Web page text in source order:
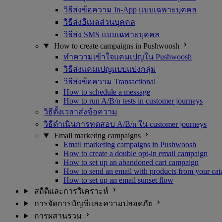
วิธีส่งข้อความ In-App แบบเฉพาะบุคคล
วิธีส่งอีเมลส่วนบุคคล
วิธีส่ง SMS แบบเฉพาะบุคคล
How to create campaigns in Pushwoosh
ทำความเข้าใจแคมเปญใน Pushwoosh
วิธีส่งแคมเปญแบบแบ่งกลุ่ม
วิธีส่งข้อความ Transactional
How to schedule a message
How to run A/B/n tests in customer journeys
วิธีตั้งเวลาส่งข้อความ
วิธีดำเนินการทดสอบ A/B/n ใน customer journeys
Email marketing campaigns
Email marketing campaigns in Pushwoosh
How to create a double opt-in email campaign
How to set up an abandoned cart campaign
How to send an email with products from your
How to set up an email sunset flow
สถิติและการวิเคราะห์
การจัดการบัญชีและความปลอดภัย
การผสานรวม